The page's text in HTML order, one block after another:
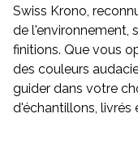
Swiss Krono,
de l'environnement,
finitions. Que vous
des couleurs
guider dans votre
d'échantillons, livrés